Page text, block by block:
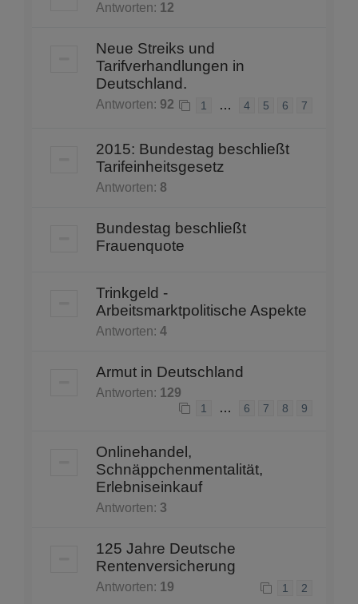
Antworten: 12
Neue Streiks und
Tarifverhandlungen in
Deutschland.
Antworten: 92 1 … 4 5 6 7
2015: Bundestag beschließt
Tarifeinheitsgesetz
Antworten: 8
Bundestag beschließt
Frauenquote
Trinkgeld -
Arbeitsmarktpolitische Aspekte
Antworten: 4
Armut in Deutschland
Antworten: 129
1 … 6 7 8 9
Onlinehandel,
Schnäppchenmentalität,
Erlebniseinkauf
Antworten: 3
125 Jahre Deutsche
Rentenversicherung
Antworten: 19 1 2